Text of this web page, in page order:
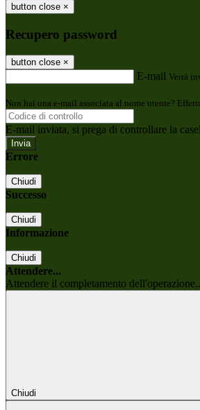
button close ×
Recupero password
button close ×
E-mail Verrà
Non hai una e-mail associata al nome utente?
E-mail inviata, si prega di controllare la
Errore
Chiudi
Successo
Chiudi
Informazione
Chiudi
Attendere...
Attendere il completamento
Chiudi